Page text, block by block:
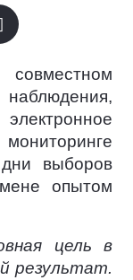
выборов
опытом
цель в
результат.